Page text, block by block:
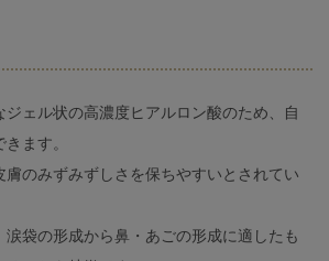
ジェル状の高濃度ヒアルロン酸のため、自
ます。
膚のみずみずしさを保ちやすいとされてい
涙袋の形成から鼻・あごの形成に適したも